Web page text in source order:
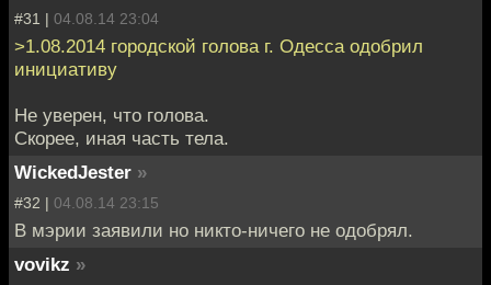
#31 | 04.08.14 23:04
>1.08.2014 городской голова г. Одесса одобрил
инициативу
Не уверен, что голова.
Скорее, иная часть тела.
WickedJester »
#32 | 04.08.14 23:15
В мэрии заявили но никто-ничего не одобрял.
vovikz »